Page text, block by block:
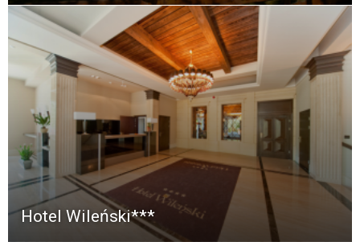
Hotel Wileński***